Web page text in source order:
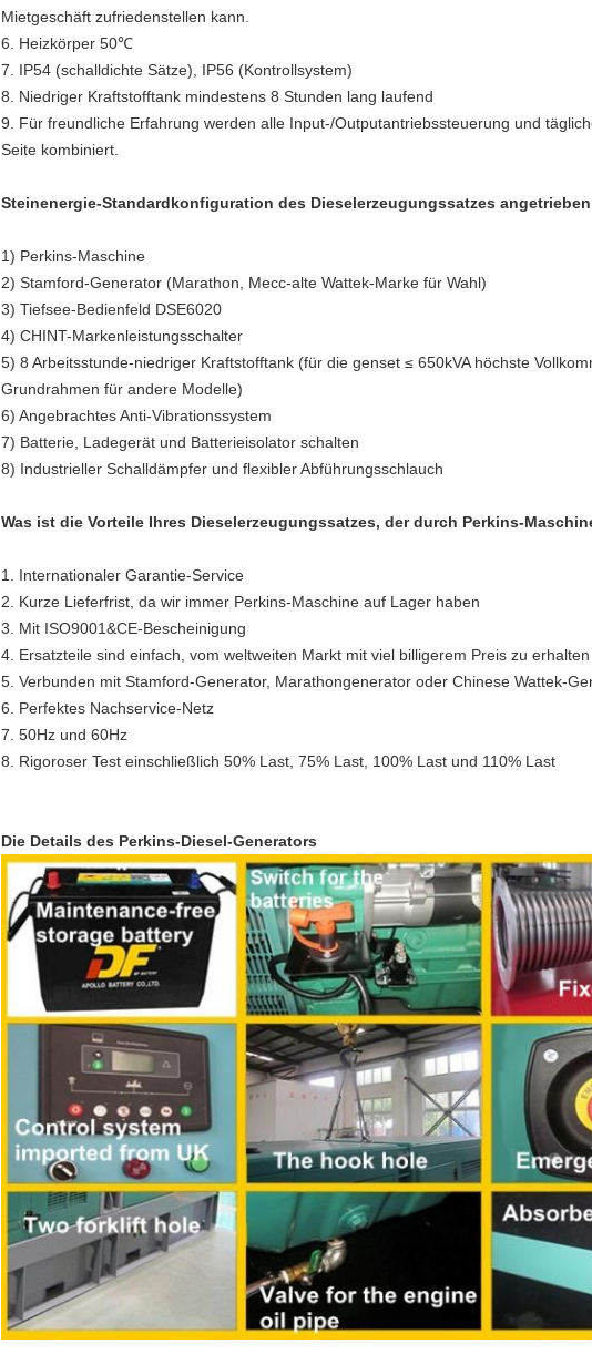
Mietgeschäft zufriedenstellen kann.
6. Heizkörper 50℃
7. IP54 (schalldichte Sätze), IP56 (Kontrollsystem)
8. Niedriger Kraftstofftank mindestens 8 Stunden lang laufend
9. Für freundliche Erfahrung werden alle Input-/Outputantriebssteuerung und
Seite kombiniert.
Steinenergie-Standardkonfiguration des Dieselerzeugungssatzes
1) Perkins-Maschine
2) Stamford-Generator (Marathon, Mecc-alte Wattek-Marke für Wahl)
3) Tiefsee-Bedienfeld DSE6020
4) CHINT-Markenleistungsschalter
5) 8 Arbeitsstunde-niedriger Kraftstofftank (für die genset ≤ 650kVA höchste
Grundrahmen für andere Modelle)
6) Angebrachtes Anti-Vibrationssystem
7) Batterie, Ladegerät und Batterieisolator schalten
8) Industrieller Schalldämpfer und flexibler Abführungsschlauch
Was ist die Vorteile Ihres Dieselerzeugungssatzes, der durch Perkins-
1. Internationaler Garantie-Service
2. Kurze Lieferfrist, da wir immer Perkins-Maschine auf Lager haben
3. Mit ISO9001&CE-Bescheinigung
4. Ersatzteile sind einfach, vom weltweiten Markt mit viel billigerem Preis zu erhalten
5. Verbunden mit Stamford-Generator, Marathongenerator oder Chinese Wattek-
6. Perfektes Nachservice-Netz
7. 50Hz und 60Hz
8. Rigoroser Test einschließlich 50% Last, 75% Last, 100% Last und 110% Last
Die Details des Perkins-Diesel-Generators